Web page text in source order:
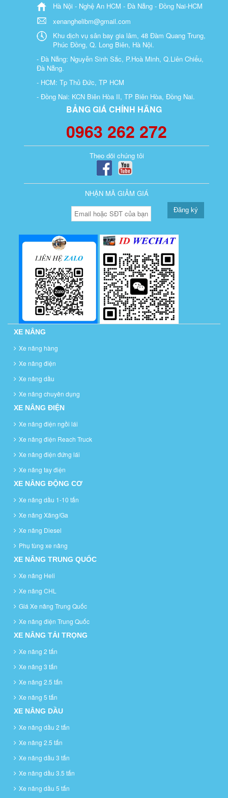
Hà Nội - Nghệ An HCM - Đà Nẵng - Đồng Nai-HCM
xenanghelibm@gmail.com
Khu dịch vụ sân bay gia lâm, 48 Đàm Quang Trung,
Phúc Đồng, Q. Long Biên, Hà Nội.
- Đà Nẵng: Nguyễn Sinh Sắc, P.Hoà Minh, Q.Liên Chiểu,
Đà Nẵng.
- HCM: Tp Thủ Đức, TP HCM
- Đồng Nai: KCN Biên Hòa II, TP Biên Hòa, Đồng Nai.
BẢNG GIÁ CHÍNH HÃNG
0963 262 272
Theo dõi chúng tôi
NHẬN MÃ GIẢM GIÁ
Đăng ký
XE NÂNG
Xe nâng hàng
Xe nâng điện
Xe nâng dầu
Xe nâng chuyên dụng
XE NÂNG ĐIỆN
Xe nâng điện ngồi lái
Xe nâng điện Reach Truck
Xe nâng điện đứng lái
Xe nâng tay điện
XE NÂNG ĐỘNG CƠ
Xe nâng dầu 1-10 tấn
Xe nâng Xăng/Ga
Xe nâng Diesel
Phụ tùng xe nâng
XE NÂNG TRUNG QUỐC
Xe nâng Heli
Xe nâng CHL
Giá Xe nâng Trung Quốc
Xe nâng điện Trung Quốc
XE NÂNG TẢI TRỌNG
Xe nâng 2 tấn
Xe nâng 3 tấn
Xe nâng 2.5 tấn
Xe nâng 5 tấn
XE NÂNG DẦU
Xe nâng dầu 2 tấn
Xe nâng 2.5 tấn
Xe nâng dầu 3 tấn
Xe nâng dầu 3.5 tấn
Xe nâng dầu 5 tấn